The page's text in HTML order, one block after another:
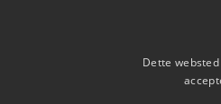
Dette